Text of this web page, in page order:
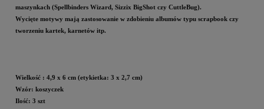
maszynkach (Spellbinders Wizard, Sizzix BigShot czy CuttleBug).
Wycięte motywy mają zastosowanie w zdobieniu albumów typu scrapbook czy
tworzeniu kartek, karnetów itp.
Wielkość : 4,9 x 6 cm (etykietka: 3 x 2,7 cm)
Wzór: koszyczek
Ilość: 3 szt